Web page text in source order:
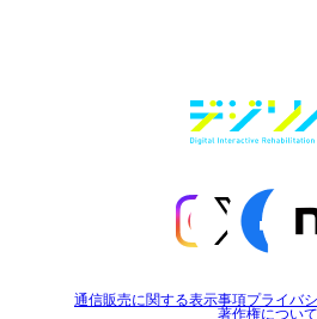
通信販売に関する表示事項プライバ
著作権について